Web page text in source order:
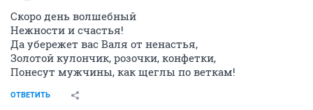
Скоро день волшебный
Нежности и счастья!
Да убережет вас Валя от ненастья,
Золотой кулончик, розочки, конфетки,
Понесут мужчины, как щеглы по веткам!
ОТВЕТИТЬ